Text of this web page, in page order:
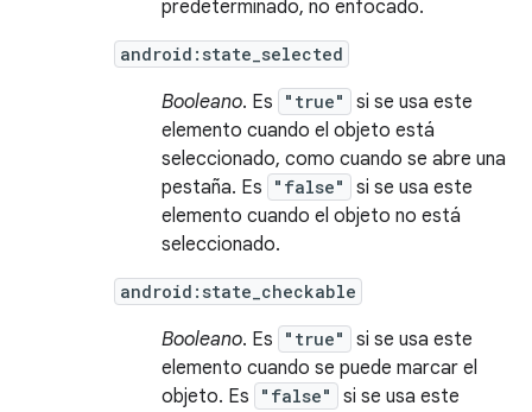
predeterminado, no enfocado.
android:state_selected
Booleano. Es "true"
si se usa este
elemento cuando el objeto está
seleccionado, como cuando se abre una
pestaña. Es
"false"
si se usa este
elemento cuando el objeto no está
seleccionado.
android:state_checkable
Booleano. Es "true"
si se usa este
elemento cuando se puede marcar el
objeto. Es
"false"
si se usa este